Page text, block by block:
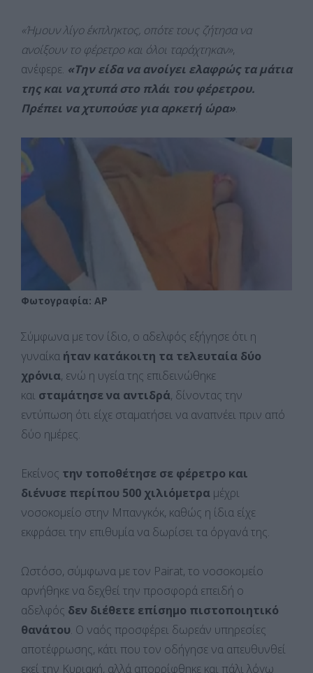
«Ήμουν λίγο έκπληκτος, οπότε τους ζήτησα να
ανοίξουν το φέρετρο και όλοι ταράχτηκαν»,
ανέφερε. «Την είδα να ανοίγει ελαφρώς τα μάτια
της και να χτυπά στο πλάι του φέρετρου.
Πρέπει να χτυπούσε για αρκετή ώρα».
Φωτογραφία: AP
Σύμφωνα με τον ίδιο, ο αδελφός εξήγησε ότι η
γυναίκα ήταν κατάκοιτη τα τελευταία δύο
χρόνια, ενώ η υγεία της επιδεινώθηκε
και σταμάτησε να αντιδρά, δίνοντας την
εντύπωση ότι είχε σταματήσει να αναπνέει πριν από
δύο ημέρες.
Εκείνος την τοποθέτησε σε φέρετρο και
διένυσε περίπου 500 χιλιόμετρα μέχρι
νοσοκομείο στην Μπανγκόκ, καθώς η ίδια είχε
εκφράσει την επιθυμία να δωρίσει τα όργανά της.
Ωστόσο, σύμφωνα με τον Pairat, το νοσοκομείο
αρνήθηκε να δεχθεί την προσφορά επειδή ο
αδελφός δεν διέθετε επίσημο πιστοποιητικό
θανάτου. Ο ναός προσφέρει δωρεάν υπηρεσίες
αποτέφρωσης, κάτι που τον οδήγησε να απευθυνθεί
εκεί την Κυριακή, αλλά απορρίφθηκε και πάλι λόγω